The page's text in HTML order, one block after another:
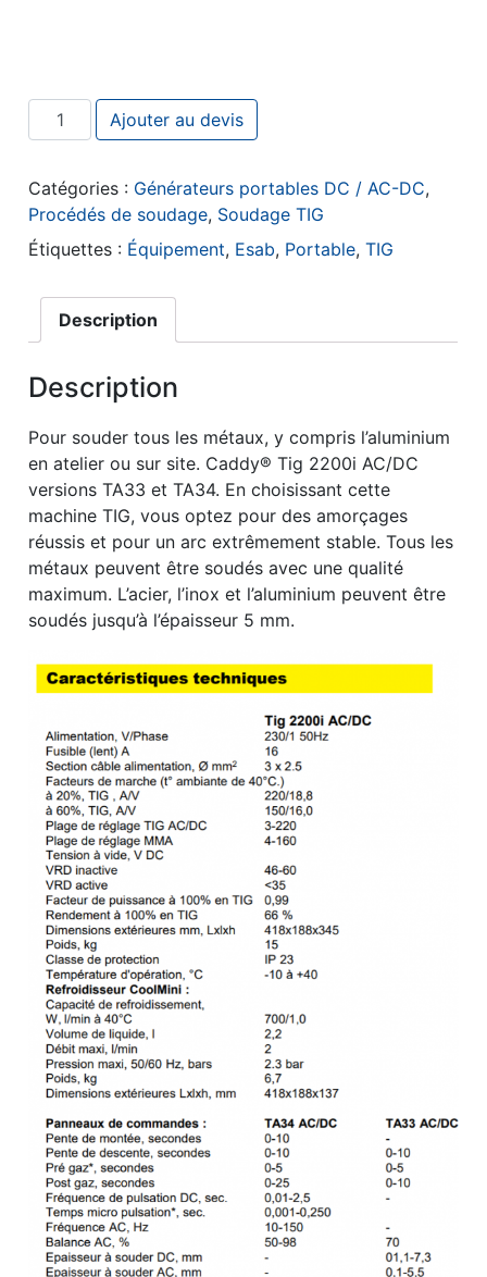
quantité de ESAB Caddy TIG 2200i
Ajouter au devis
Catégories : Générateurs portables DC / AC-DC,
Procédés de soudage, Soudage TIG
Étiquettes : Équipement, Esab, Portable,TIG
Description
Description
Pour souder tous les métaux, y compris l’aluminium
en atelier ou sur site. Caddy® Tig 2200i AC/DC
versions TA33 et TA34. En choisissant cette
machine TIG, vous optez pour des amorçages
réussis et pour un arc extrêmement stable. Tous les
métaux peuvent être soudés avec une qualité
maximum. L’acier, l’inox et l’aluminium peuvent être
soudés jusqu’à l’épaisseur 5 mm.